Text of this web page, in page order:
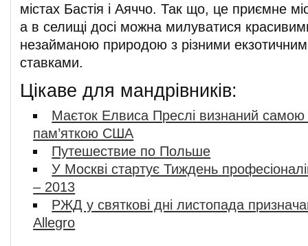
містах Бастія і Аяччо. Так що, це приємне
а в селищі досі можна милуватися
незайманою природою з різними
ставками.
Цікаве для мандрівників:
Маєток Елвиса Преслі визнаний самою
пам’яткою США
Путешествие по Польше
У Москві стартує Тиждень
– 2013
РЖД у святкові дні листопада
Allegro